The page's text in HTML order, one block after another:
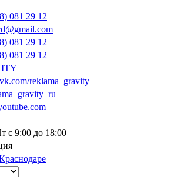
081 29 12
081 29 12
081 29 12
reklama_gravity
c 9:00 до 18:00